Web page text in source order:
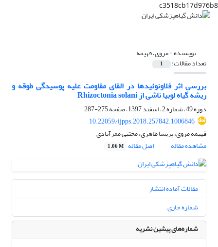
c3518cb17d976b8
نویسنده =مروی، فهیمه
تعداد مقالات: 1
بررسی اثر فلاونوئیدها در القای مقاومت علیه پوسیدگی طوقه و
ریشه گیاه لوبیا ناشی از Rhizoctonia solani
دوره 49، شماره 2، اسفند 1397، صفحه
275-287
10.22059/ijpps.2018.257842.1006846
فهیمه مروی، پریسا طاهری، مجتبی ممرآبادی
مشاهده مقاله
اصل مقاله 1.06 M
مقالات آماده انتشار
شماره جاری
شماره‌های پیشین نشریه